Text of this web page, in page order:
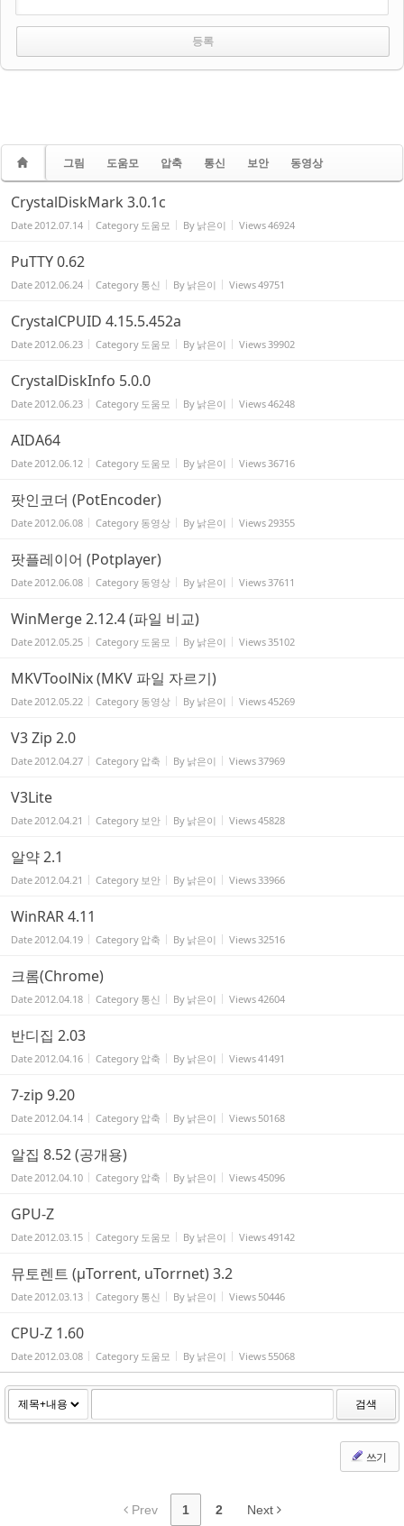
그림 도움모 압축 통신 보안 동영상
CrystalDiskMark 3.0.1c
Date 2012.07.14 Category 도움모 By 낡은이 Views46924
PuTTY 0.62
Date 2012.06.24 Category 통신 By 낡은이 Views49751
CrystalCPUID 4.15.5.452a
Date 2012.06.23 Category 도움모 By 낡은이 Views 39902
CrystalDiskInfo 5.0.0
Date 2012.06.23 Category 도움모 By 낡은이 Views46248
AIDA64
Date 2012.06.12 Category 도움모 By 낡은이 Views 36716
팟인코더 (PotEncoder)
Date 2012.06.08 Category 동영상 By 낡은이 Views 29355
팟플레이어 (Potplayer)
Date 2012.06.08 Category 동영상 By 낡은이 Views 37611
WinMerge 2.12.4 (파일 비교)
Date 2012.05.25 Category 도움모 By 낡은이 Views 35102
MKVToolNix (MKV 파일 자르기)
Date 2012.05.22 Category 동영상 By 낡은이 Views45269
V3 Zip 2.0
Date 2012.04.27 Category 압축 By 낡은이 Views 37969
V3Lite
Date 2012.04.21 Category 보안 By 낡은이 Views45828
알약 2.1
Date 2012.04.21 Category 보안 By 낡은이 Views 33966
WinRAR 4.11
Date 2012.04.19 Category 압축 By 낡은이 Views 32516
크롬(Chrome)
Date 2012.04.18 Category 통신 By 낡은이 Views42604
반디집 2.03
Date 2012.04.16 Category 압축 By 낡은이 Views41491
7-zip 9.20
Date 2012.04.14 Category 압축 By 낡은이 Views 50168
알집 8.52 (공개용)
Date 2012.04.10 Category 압축 By 낡은이 Views45096
GPU-Z
Date 2012.03.15 Category 도움모 By 낡은이 Views49142
뮤토렌트 (µTorrent, uTorrnet) 3.2
Date 2012.03.13 Category 통신 By 낡은이 Views 50446
CPU-Z 1.60
Date 2012.03.08 Category 도움모 By 낡은이 Views 55068
검색
쓰기
Prev 1 2 Next